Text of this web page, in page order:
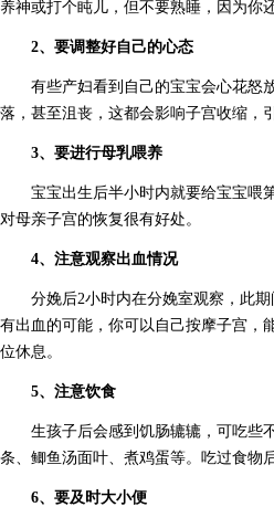
养神或打个盹儿，但不要熟睡，因为你
2、要调整好自己的心态
有些产妇看到自己的宝宝会心花怒
落，甚至沮丧，这都会影响子宫收缩，
3、要进行母乳喂养
宝宝出生后半小时内就要给宝宝喂
对母亲子宫的恢复很有好处。
4、注意观察出血情况
分娩后2小时内在分娩室观察，此
有出血的可能，你可以自己按摩子宫，
位休息。
5、注意饮食
生孩子后会感到饥肠辘辘，可吃些
条、鲫鱼汤面叶、煮鸡蛋等。吃过食物
6、要及时大小便